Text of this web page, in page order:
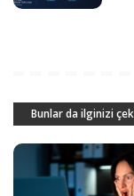
Bunlar da ilginizi